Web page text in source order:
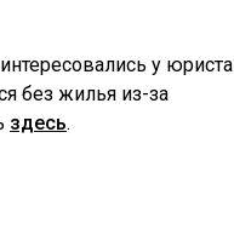
у юриста
без жилья из-за
здесь.